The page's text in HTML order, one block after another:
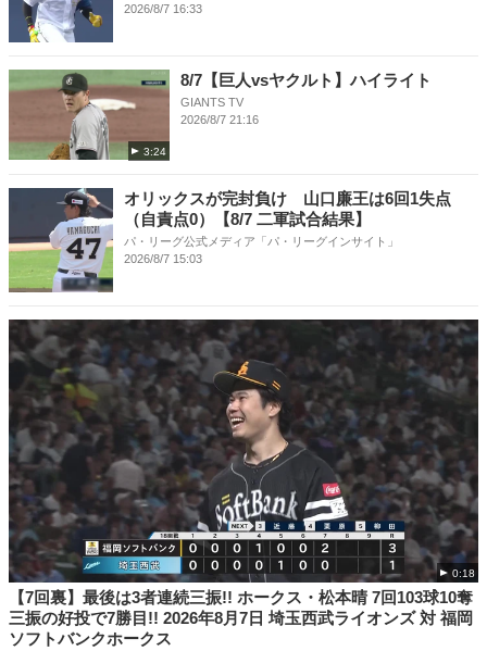
2026/8/7 16:33
3:24
8/7【巨人vsヤクルト】ハイライト
GIANTS TV
2026/8/7 21:16
オリックスが完封負け 山口廉王は6回1失点
（自責点0）【8/7 二軍試合結果】
パ・リーグ公式メディア「パ・リーグインサイト」
2026/8/7 15:03
0:18
【7回裏】最後は3者連続三振!! ホークス・松本晴 7回103球10奪
三振の好投で7勝目!! 2026年8月7日 埼玉西武ライオンズ 対 福岡
ソフトバンクホークス